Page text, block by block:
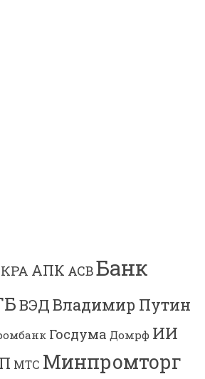
АПК АСВБанк
ВЭДВладимир Путин
Госдума Домрф ИИ
МТС Минпромторг